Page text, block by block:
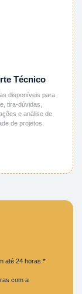
Técnico
disponíveis para
tira-dúvidas,
e análise de
de projetos.
até 24 horas.*
com a